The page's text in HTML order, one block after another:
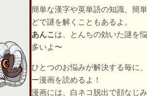
簡単な漢字や英単語の知識、簡
どで謎を解くこともあるよ。
あんこ は、とんちの効いた謎を
多いよ〜
ひとつのお悩みが解決する毎に
ー漫画を読めるよ！
漫画には、白ネコ脱出で顔なじ